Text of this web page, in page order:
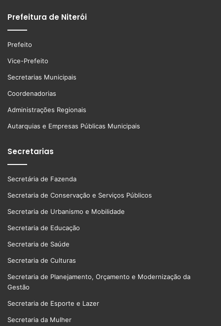
Prefeitura de Niterói
Prefeito
Vice-Prefeito
Secretarias Municipais
Coordenadorias
Administrações Regionais
Autarquias e Empresas Públicas Municipais
Secretarias
Secretária de Fazenda
Secretaria de Conservação e Serviços Públicos
Secretaria de Urbanismo e Mobilidade
Secretaria de Educação
Secretaria de Saúde
Secretaria de Culturas
Secretaria de Planejamento, Orçamento e Modernização da
Gestão
Secretaria de Esporte e Lazer
Secretaria da Mulher